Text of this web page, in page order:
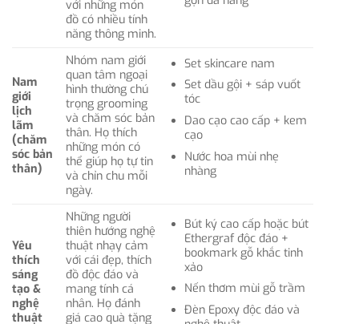
với những món
đồ có nhiều tính
năng thông minh.
Nam
giới
lịch
lãm
(chăm
sóc bản
thân)
Nhóm nam giới
quan tâm ngoại
hình thường chú
trọng grooming
và chăm sóc bản
thân. Họ thích
những món có
thể giúp họ tự tin
và chỉn chu mỗi
ngày.
Set skincare nam
Set dầu gội + sáp vuốt
tóc
Dao cạo cao cấp + kem
cạo
Nước hoa mùi nhẹ
nhàng
Yêu
thích
sáng
tạo &
nghệ
thuật
Những người
thiên hướng nghệ
thuật nhạy cảm
với cái đẹp, thích
đồ độc đáo và
mang tính cá
nhân. Họ đánh
giá cao quà tặng
Bút ký cao cấp hoặc bút
Ethergraf độc đáo +
bookmark gỗ khắc tinh
xảo
Nến thơm mùi gỗ trầm
Đèn Epoxy độc đáo và